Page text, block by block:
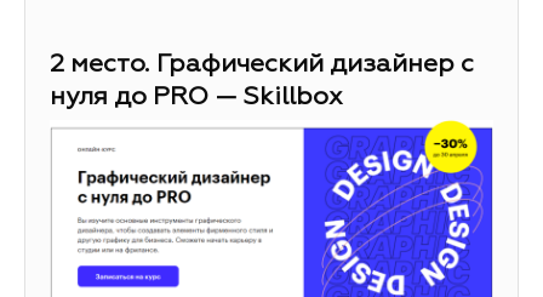
2 место. Графический дизайнер с
нуля до PRO — Skillbox